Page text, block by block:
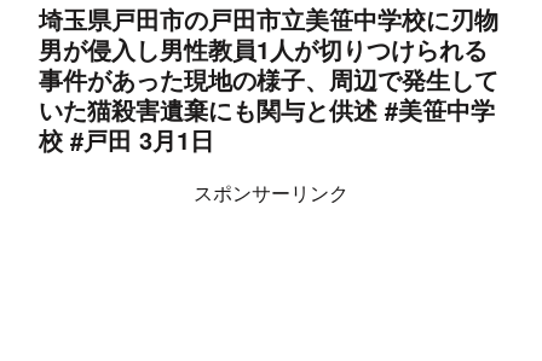
埼玉県戸田市の戸田市立美笹中学校に刃物
男が侵入し男性教員1人が切りつけられる
事件があった現地の様子、周辺で発生して
いた猫殺害遺棄にも関与と供述 #美笹中学
校 #戸田 3月1日
スポンサーリンク